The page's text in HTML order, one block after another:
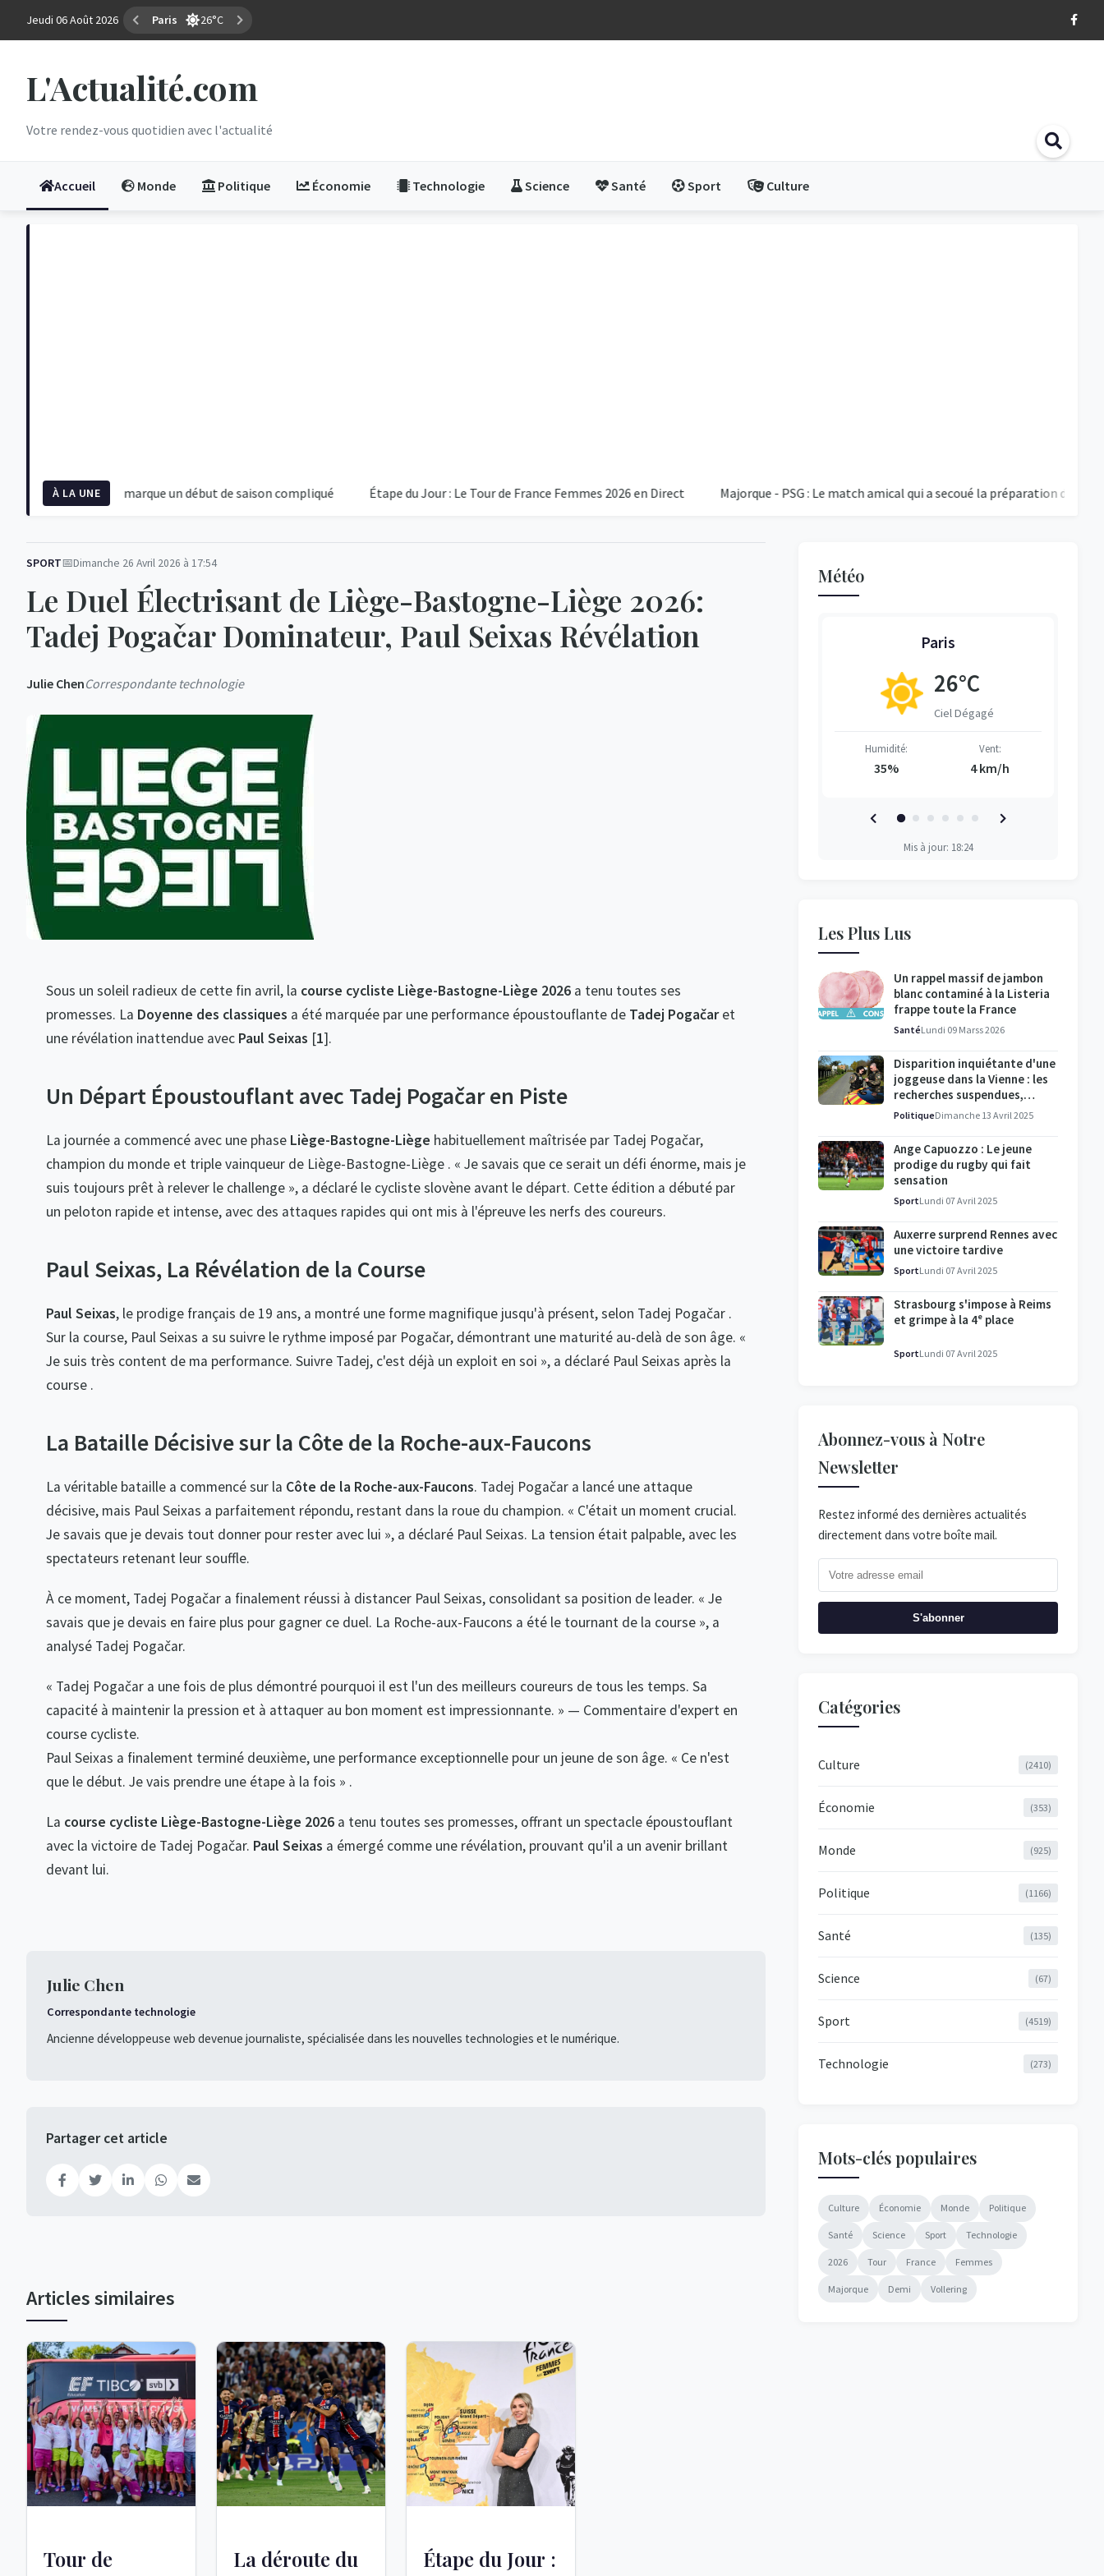
Jeudi 06 Août 2026 Marseille 35°C
L'Actualité.com
Votre rendez-vous quotidien avec l'actualité
Accueil Monde Politique Économie Technologie Science Santé Sport Culture
À LA UNE
à Majorque marque un début de saison compliqué Étape du Jour : Le Tour de France Femmes 2026 en Direct Majorque - PSG : Le match amical qui a secoué la préparation du PSG
SPORT Dimanche 26 Avril 2026 à 17:54
Le Duel Électrisant de Liège-Bastogne-Liège 2026:
Tadej Pogačar Dominateur, Paul Seixas Révélation
Julie ChenCorrespondante technologie
Sous un soleil radieux de cette fin avril, la course cycliste Liège-Bastogne-Liège 2026 a tenu toutes ses
promesses. La Doyenne des classiques a été marquée par une performance époustouflante de Tadej Pogačaret
une révélation inattendue avec Paul Seixas [1].
Un Départ Époustouflant avec Tadej Pogačar en Piste
La journée a commencé avec une phase Liège-Bastogne-Liège habituellement maîtrisée par Tadej Pogačar,
champion du monde et triple vainqueur de Liège-Bastogne-Liège . « Je savais que ce serait un défi énorme, mais je
suis toujours prêt à relever le challenge », a déclaré le cycliste slovène avant le départ. Cette édition a débuté par
un peloton rapide et intense, avec des attaques rapides qui ont mis à l'épreuve les nerfs des coureurs.
Paul Seixas, La Révélation de la Course
Paul Seixas, le prodige français de 19 ans, a montré une forme magnifique jusqu'à présent, selon Tadej Pogačar .
Sur la course, Paul Seixas a su suivre le rythme imposé par Pogačar, démontrant une maturité au-delà de son âge. «
Je suis très content de ma performance. Suivre Tadej, c'est déjà un exploit en soi », a déclaré Paul Seixas après la
course .
La Bataille Décisive sur la Côte de la Roche-aux-Faucons
La véritable bataille a commencé sur la Côte de la Roche-aux-Faucons. Tadej Pogačar a lancé une attaque
décisive, mais Paul Seixas a parfaitement répondu, restant dans la roue du champion. « C'était un moment crucial.
Je savais que je devais tout donner pour rester avec lui », a déclaré Paul Seixas. La tension était palpable, avec les
spectateurs retenant leur souffle.
À ce moment, Tadej Pogačar a finalement réussi à distancer Paul Seixas, consolidant sa position de leader. « Je
savais que je devais en faire plus pour gagner ce duel. La Roche-aux-Faucons a été le tournant de la course », a
analysé Tadej Pogačar.
« Tadej Pogačar a une fois de plus démontré pourquoi il est l'un des meilleurs coureurs de tous les temps. Sa
capacité à maintenir la pression et à attaquer au bon moment est impressionnante. » — Commentaire d'expert en
course cycliste.
Paul Seixas a finalement terminé deuxième, une performance exceptionnelle pour un jeune de son âge. « Ce n'est
que le début. Je vais prendre une étape à la fois » .
La course cycliste Liège-Bastogne-Liège 2026 a tenu toutes ses promesses, offrant un spectacle époustouflant
avec la victoire de Tadej Pogačar. Paul Seixas a émergé comme une révélation, prouvant qu'il a un avenir brillant
devant lui.
Julie Chen
Correspondante technologie
Ancienne développeuse web devenue journaliste, spécialisée dans les nouvelles technologies et le numérique.
Partager cet article
Articles similaires
Tour de
La déroute du
Étape du Jour :
Météo
Paris
26°C
Ciel Dégagé
Humidité:
35%
Vent:
4 km/h
Mis à jour: 18:24
Les Plus Lus
Un rappel massif de jambon
blanc contaminé à la Listeria
frappe toute la France
SantéLundi 09 Marss 2026
Disparition inquiétante d'une
joggeuse dans la Vienne : les
recherches suspendues,
l'enquête se poursuit
PolitiqueDimanche 13 Avril 2025
Ange Capuozzo : Le jeune
prodige du rugby qui fait
sensation
SportLundi 07 Avril 2025
Auxerre surprend Rennes avec
une victoire tardive
SportLundi 07 Avril 2025
Strasbourg s'impose à Reims
et grimpe à la 4ᵉ place
SportLundi 07 Avril 2025
Abonnez-vous à Notre
Newsletter
Restez informé des dernières actualités
directement dans votre boîte mail.
S'abonner
Catégories
Culture (2410)
Économie (353)
Monde (925)
Politique (1166)
Santé (135)
Science (67)
Sport (4519)
Technologie (273)
Mots-clés populaires
Culture Économie Monde Politique
Santé Science Sport Technologie
2026 Tour France Femmes
Majorque Demi Vollering